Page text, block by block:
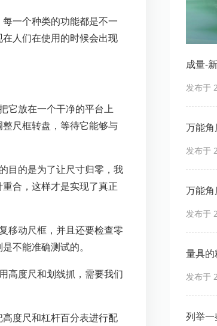
一个种类的功能都是不一
人们在使用的时候会出现
它放在一个干净的平台上
尺框转盘，等待它能够与
目的是为了让尺寸归零，我
合，这样才是实现了真正
移动尺框，并且还要检查零
不能准确测试的。
高度尺和划线抓，需要我们
度尺和杠杆百分表进行配
成量-
发布于
万能
发布于
万能
发布于
量具
发布于
列举